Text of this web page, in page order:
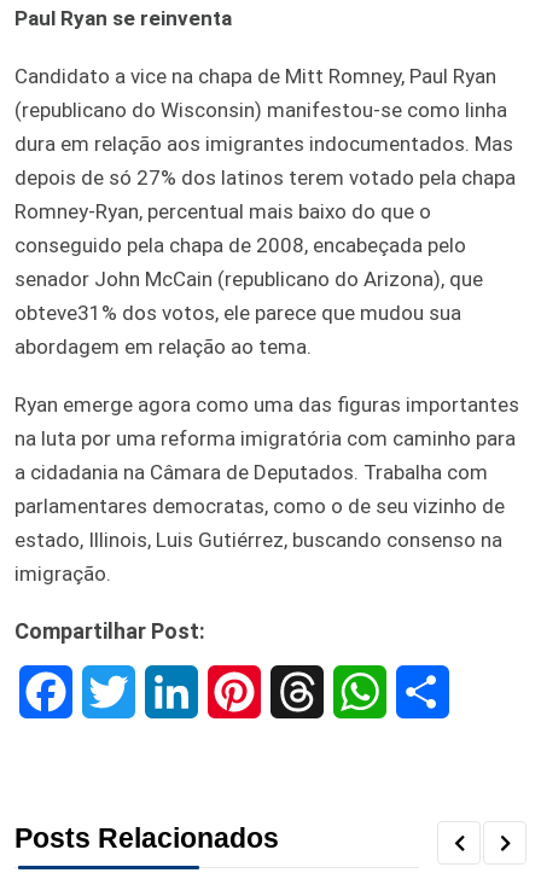
Paul Ryan se reinventa
Candidato a vice na chapa de Mitt Romney, Paul Ryan
(republicano do Wisconsin) manifestou-se como linha
dura em relação aos imigrantes indocumentados. Mas
depois de só 27% dos latinos terem votado pela chapa
Romney-Ryan, percentual mais baixo do que o
conseguido pela chapa de 2008, encabeçada pelo
senador John McCain (republicano do Arizona), que
obteve31% dos votos, ele parece que mudou sua
abordagem em relação ao tema.
Ryan emerge agora como uma das figuras importantes
na luta por uma reforma imigratória com caminho para
a cidadania na Câmara de Deputados. Trabalha com
parlamentares democratas, como o de seu vizinho de
estado, Illinois, Luis Gutiérrez, buscando consenso na
imigração.
Compartilhar Post:
e t k t
Posts Relacionados